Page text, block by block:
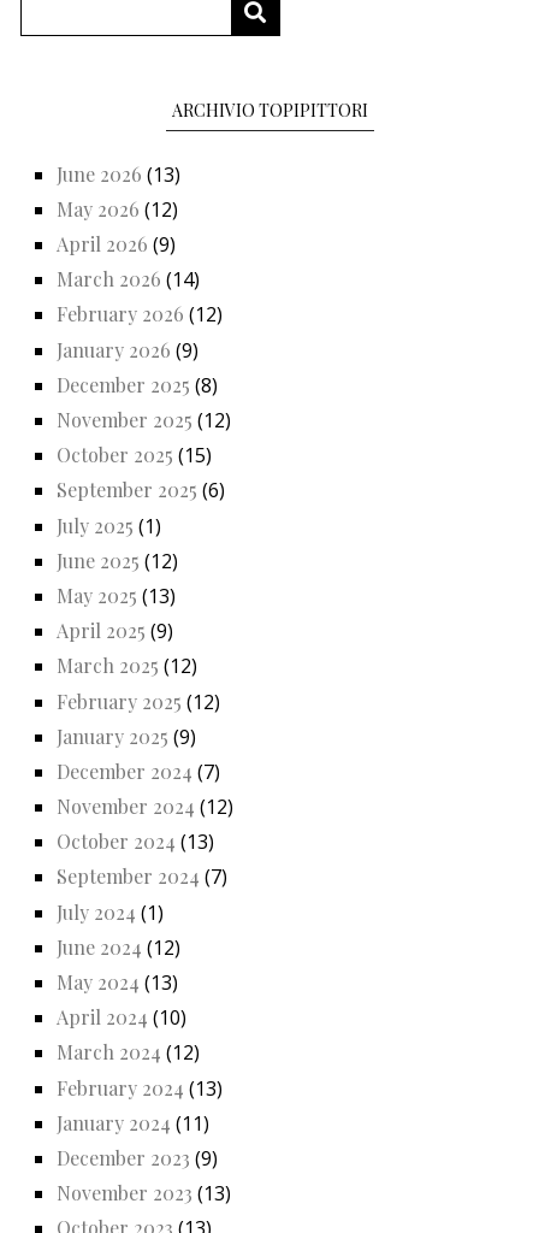
SEARCH
ARCHIVIO TOPIPITTORI
June 2026 (13)
May 2026 (12)
April 2026 (9)
March 2026 (14)
February 2026 (12)
January 2026 (9)
December 2025 (8)
November 2025 (12)
October 2025 (15)
September 2025 (6)
July 2025 (1)
June 2025 (12)
May 2025 (13)
April 2025 (9)
March 2025 (12)
February 2025 (12)
January 2025 (9)
December 2024 (7)
November 2024 (12)
October 2024 (13)
September 2024 (7)
July 2024 (1)
June 2024 (12)
May 2024 (13)
April 2024 (10)
March 2024 (12)
February 2024 (13)
January 2024 (11)
December 2023 (9)
November 2023 (13)